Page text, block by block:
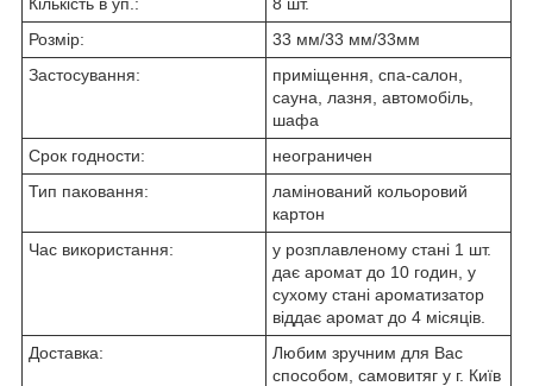
Розмір:
33 мм/33 мм/33мм
Застосування:
приміщення, спа-салон,
сауна, лазня, автомобіль,
шафа
Срок годности:
неограничен
Тип паковання:
ламінований кольоровий
картон
Час використання:
у розплавленому стані 1 шт.
дає аромат до 10 годин, у
сухому стані ароматизатор
віддає аромат до 4 місяців.
Доставка:
Любим зручним для Вас
способом, самовитяг у г. Київ